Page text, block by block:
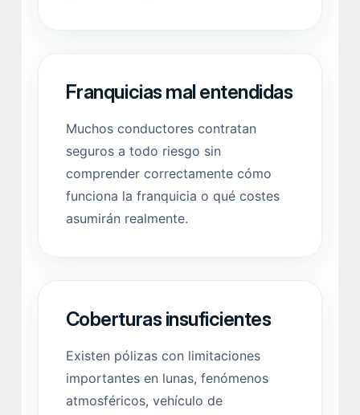
Franquicias mal entendidas
Muchos conductores contratan
seguros a todo riesgo sin
comprender correctamente cómo
funciona la franquicia o qué costes
asumirán realmente.
Coberturas insuficientes
Existen pólizas con limitaciones
importantes en lunas, fenómenos
atmosféricos, vehículo de